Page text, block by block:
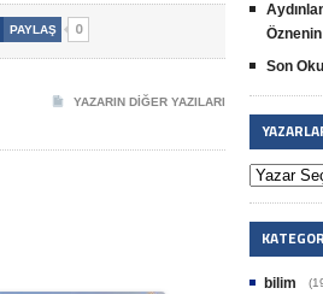
PAYLAŞ 0
YAZARIN DIĞER YAZILARI
Son
bilim